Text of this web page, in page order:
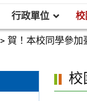
行政單位
>賀！本校同學參加
校